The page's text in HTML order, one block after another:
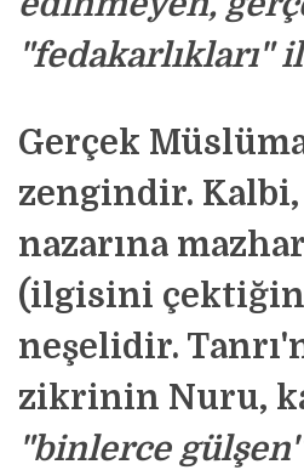
"fedakarlıkları"
Gerçek
zengindir. Kalbi,
nazarına
(ilgisini
neşelidir.
zikrinin Nuru,
"binlerce gülşen'